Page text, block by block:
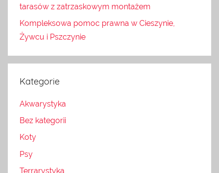
tarasów z zatrzaskowym montażem
Kompleksowa pomoc prawna w Cieszynie,
Żywcu i Pszczynie
Kategorie
Akwarystyka
Bez kategorii
Koty
Psy
Terrarystyka